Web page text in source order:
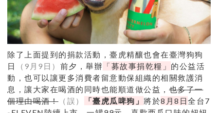
除了上面提到的捐款活動，臺虎精釀也會在臺灣狗狗
日
（9月9日） 前夕，舉辦 「募故事捐乾糧」 的公益活
動，也可以讓更多消費者留意動保組織的相關救護消
息，讓大家在喝酒的同時也能順道做公益，也多了一
個理由喝酒！ （誤） 「臺虎瓜啤狗」 將於8 月 8 日全台 7